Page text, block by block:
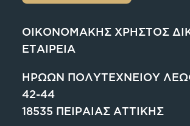
ΟΙΚΟΝΟΜΑΚΗΣ ΧΡΗΣΤΟΣ
ΕΤΑΙΡΕΙΑ
ΗΡΩΩΝ ΠΟΛΥΤΕΧΝΕΙΟΥ
42-44
18535 ΠΕΙΡΑΙΑΣ ΑΤΤΙΚΗΣ